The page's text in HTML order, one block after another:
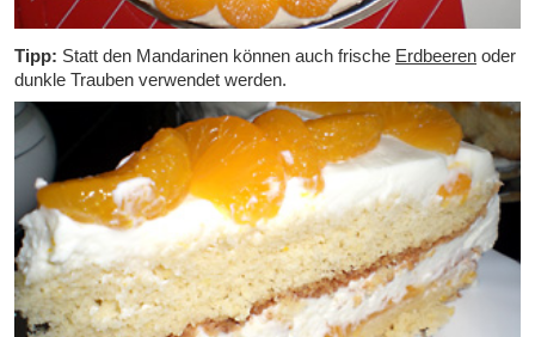
Tipp: Statt den Mandarinen können auch frische Erdbeeren oder
dunkle Trauben verwendet werden.